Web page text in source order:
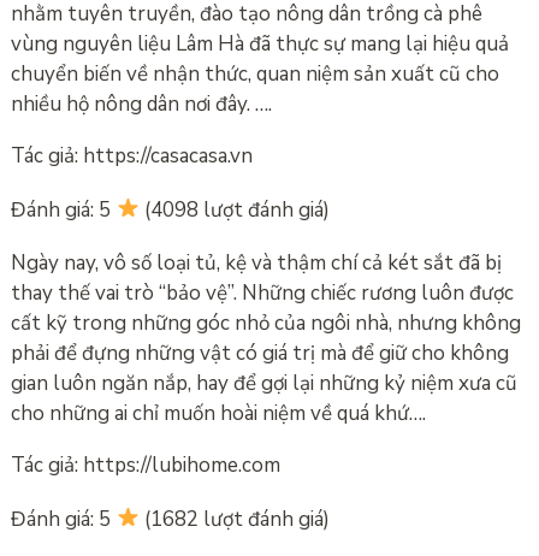
nhằm tuyên truyền, đào tạo nông dân trồng cà phê
vùng nguyên liệu Lâm Hà đã thực sự mang lại hiệu quả
chuyển biến về nhận thức, quan niệm sản xuất cũ cho
nhiều hộ nông dân nơi đây. ….
Tác giả: https://casacasa.vn
Đánh giá: 5
(4098 lượt đánh giá)
Ngày nay, vô số loại tủ, kệ và thậm chí cả két sắt đã bị
thay thế vai trò “bảo vệ”. Những chiếc rương luôn được
cất kỹ trong những góc nhỏ của ngôi nhà, nhưng không
phải để đựng những vật có giá trị mà để giữ cho không
gian luôn ngăn nắp, hay để gợi lại những kỷ niệm xưa cũ
cho những ai chỉ muốn hoài niệm về quá khứ….
Tác giả: https://lubihome.com
Đánh giá: 5
(1682 lượt đánh giá)